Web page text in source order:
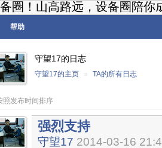
圈！山高路远，设备圈陪你
帮助
守望17的日志
守望17的主页 » TA的所有日志
照发布时间排序
强烈支持
守望17 2014-03-16